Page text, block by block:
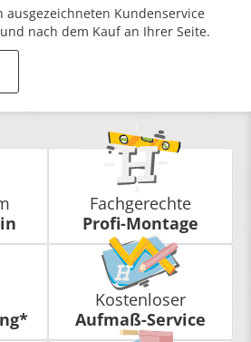
Kundenservice
nach dem Kauf an Ihrer Seite.
Fachgerechte
Profi-Montage
Kostenloser
Aufmaß-Service